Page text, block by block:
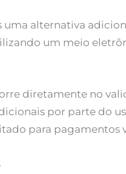
uma alternativa
um meio
diretamente no
por parte do
para pagamentos